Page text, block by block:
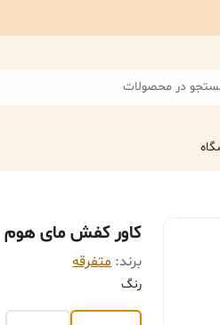
در محصولات
کاور کفش مای هوم
برند: متفرقه
رنگ